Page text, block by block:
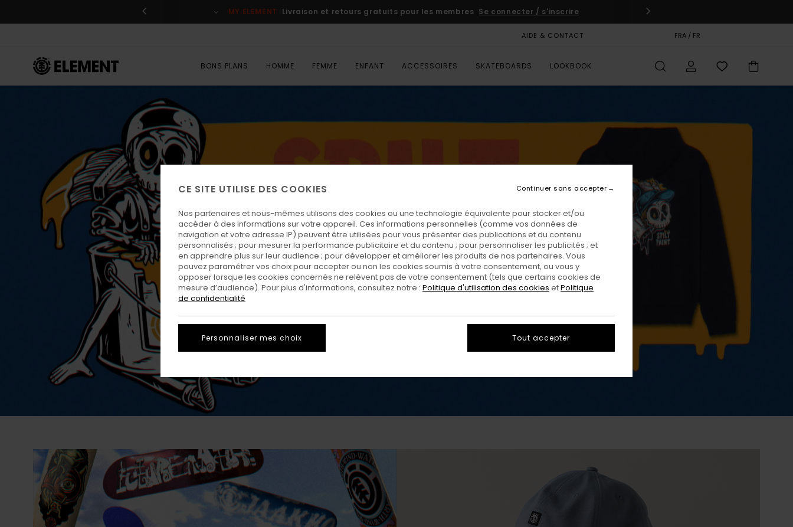
JEU CONCOURS Gagnez 1 an de skate Participez dès maintenant
AIDE & CONTACT FRA / FR
BONS PLANS HOMME FEMME ENFANT ACCESSOIRES SKATEBOARDS LOOKBOOK
CE SITE UTILISE DES COOKIES
Nos partenaires et nous-mêmes utilisons des cookies ou une technologie équivalente pour stocker et/ou
accéder à des informations sur votre appareil. Ces informations personnelles (comme vos données de
navigation et votre adresse IP) peuvent être utilisées pour vous présenter des publications et du contenu
personnalisés ; pour mesurer la performance publicitaire et du contenu ; pour personnaliser les publicités ; et
en apprendre plus sur leur audience ; pour développer et améliorer les produits de nos partenaires. Vous
pouvez paramétrer vos choix pour accepter ou non les cookies soumis à votre consentement, ou vous y
opposer lorsque les cookies concernés ne relèvent pas de votre consentement (tels que certains cookies de
mesure d’audience). Pour plus d'informations, consultez notre : Politique d'utilisation des cookies etPolitique
de confidentialité
Personnaliser mes choix
Continuer sans accepter
Tout accepter